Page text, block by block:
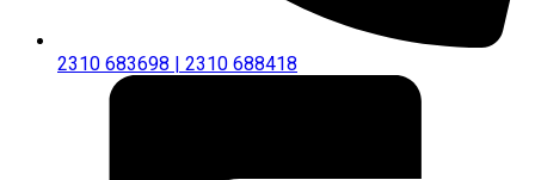
2310 683698 | 2310 688418